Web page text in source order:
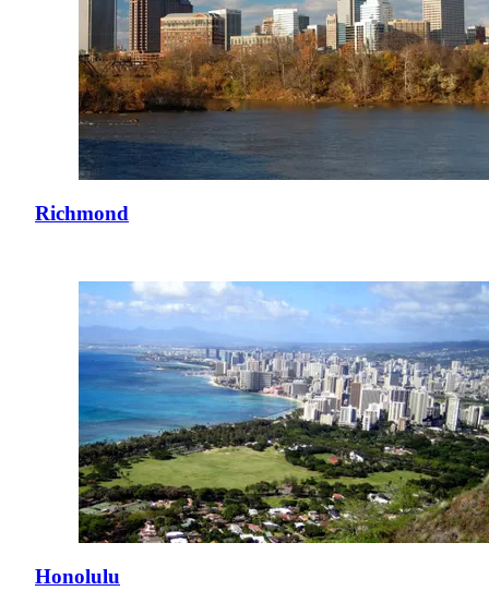
Richmond
Honolulu